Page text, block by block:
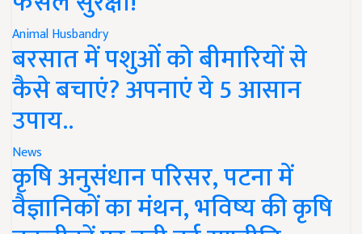
Animal Husbandry
बरसात में पशुओं को बीमारियों से
कैसे बचाएं? अपनाएं ये 5 आसान
उपाय..
News
कृषि अनुसंधान परिसर, पटना में
वैज्ञानिकों का मंथन, भविष्य की कृषि